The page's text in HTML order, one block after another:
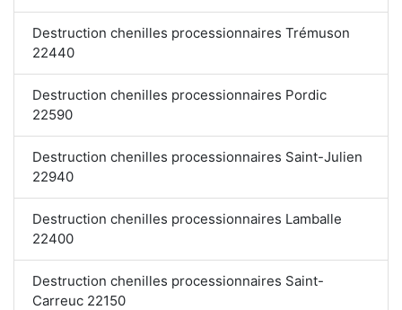
Destruction chenilles processionnaires Trémuson
22440
Destruction chenilles processionnaires Pordic
22590
Destruction chenilles processionnaires Saint-Julien
22940
Destruction chenilles processionnaires Lamballe
22400
Destruction chenilles processionnaires Saint-
Carreuc 22150